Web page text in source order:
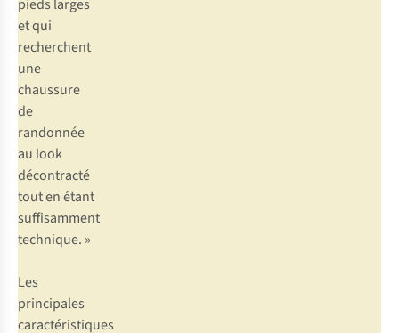
pieds larges
et qui
recherchent
une
chaussure
de
randonnée
au look
décontracté
tout en étant
suffisamment
technique. »
Les
principales
caractéristiques